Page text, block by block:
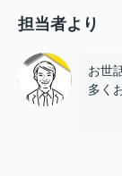
担当者より
お世
多く